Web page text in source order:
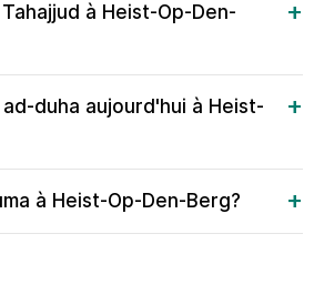
à Heist-Op-Den-
duha aujourd'hui à Heist-
à Heist-Op-Den-Berg?